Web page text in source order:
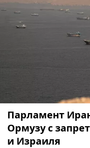
Парламент
Ормузу с
и Израиля